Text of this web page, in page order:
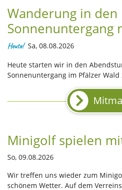
Wanderung in den
Sonnenuntergang
Heute! Sa, 08.08.2026
Heute starten wir in den
Sonnenuntergang im Pfälzer Wald
Minigolf spielen
So, 09.08.2026
Wir treffen uns wieder zum
schönem Wetter. Auf dem